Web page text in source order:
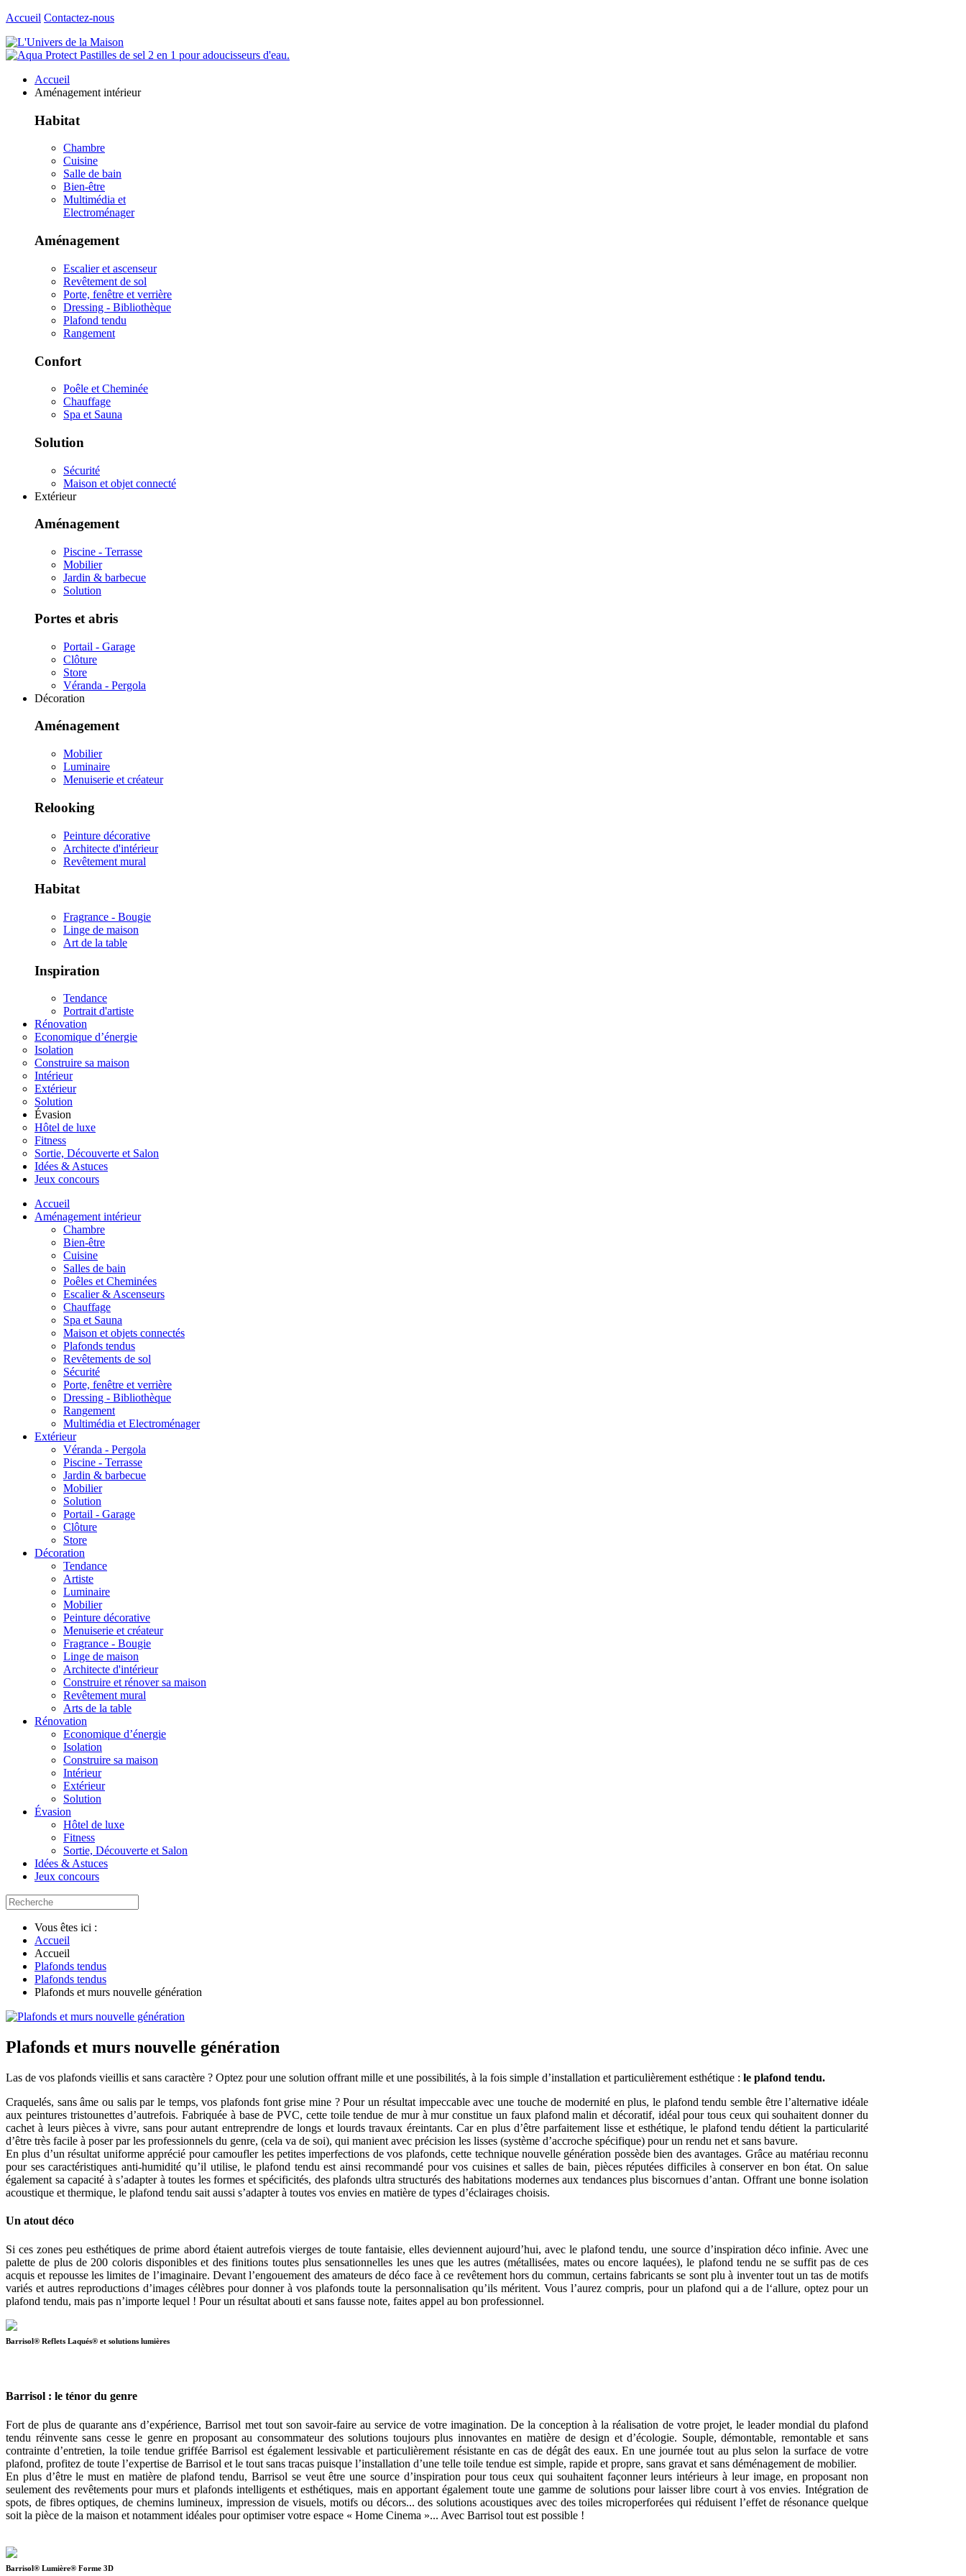
Accueil Contactez-nous
Accueil
Aménagement intérieur
Habitat
Chambre
Cuisine
Salle de bain
Bien-être
Multimédia et
Electroménager
Aménagement
Escalier et ascenseur
Revêtement de sol
Porte, fenêtre et verrière
Dressing - Bibliothèque
Plafond tendu
Rangement
Confort
Poêle et Cheminée
Chauffage
Spa et Sauna
Solution
Sécurité
Maison et objet connecté
Extérieur
Aménagement
Piscine - Terrasse
Mobilier
Jardin & barbecue
Solution
Portes et abris
Portail - Garage
Clôture
Store
Véranda - Pergola
Décoration
Aménagement
Mobilier
Luminaire
Menuiserie et créateur
Relooking
Peinture décorative
Architecte d'intérieur
Revêtement mural
Habitat
Fragrance - Bougie
Linge de maison
Art de la table
Inspiration
Tendance
Portrait d'artiste
Rénovation
Economique d’énergie
Isolation
Construire sa maison
Intérieur
Extérieur
Solution
Évasion
Hôtel de luxe
Fitness
Sortie, Découverte et Salon
Idées & Astuces
Jeux concours
Accueil
Aménagement intérieur
Chambre
Bien-être
Cuisine
Salles de bain
Poêles et Cheminées
Escalier & Ascenseurs
Chauffage
Spa et Sauna
Maison et objets connectés
Plafonds tendus
Revêtements de sol
Sécurité
Porte, fenêtre et verrière
Dressing - Bibliothèque
Rangement
Multimédia et Electroménager
Extérieur
Véranda - Pergola
Piscine - Terrasse
Jardin & barbecue
Mobilier
Solution
Portail - Garage
Clôture
Store
Décoration
Tendance
Artiste
Luminaire
Mobilier
Peinture décorative
Menuiserie et créateur
Fragrance - Bougie
Linge de maison
Architecte d'intérieur
Construire et rénover sa maison
Revêtement mural
Arts de la table
Rénovation
Economique d’énergie
Isolation
Construire sa maison
Intérieur
Extérieur
Solution
Évasion
Hôtel de luxe
Fitness
Sortie, Découverte et Salon
Idées & Astuces
Jeux concours
Vous êtes ici :
Accueil
Accueil
Plafonds tendus
Plafonds tendus
Plafonds et murs nouvelle génération
Plafonds et murs nouvelle génération
Las de vos plafonds vieillis et sans caractère ? Optez pour une solution offrant mille et une possibilités, à la fois simple d’installation et particulièrement esthétique : le plafond tendu.
Craquelés, sans âme ou salis par le temps, vos plafonds font grise mine ? Pour un résultat impeccable avec une touche de modernité en plus, le plafond tendu semble être l’alternative idéale
aux peintures tristounettes d’autrefois. Fabriquée à base de PVC, cette toile tendue de mur à mur constitue un faux plafond malin et décoratif, idéal pour tous ceux qui souhaitent donner du
cachet à leurs pièces à vivre, sans pour autant entreprendre de longs et lourds travaux éreintants. Car en plus d’être parfaitement lisse et esthétique, le plafond tendu détient la particularité
d’être très facile à poser par les professionnels du genre, (cela va de soi), qui manient avec précision les lisses (système d’accroche spécifique) pour un rendu net et sans bavure.
En plus d’un résultat uniforme apprécié pour camoufler les petites imperfections de vos plafonds, cette technique nouvelle génération possède bien des avantages. Grâce au matériau reconnu
pour ses caractéristiques anti-humidité qu’il utilise, le plafond tendu est ainsi recommandé pour vos cuisines et salles de bain, pièces réputées difficiles à conserver en bon état. On salue
également sa capacité à s’adapter à toutes les formes et spécificités, des plafonds ultra structurés des habitations modernes aux tendances plus biscornues d’antan. Offrant une bonne isolation
acoustique et thermique, le plafond tendu sait aussi s’adapter à toutes vos envies en matière de types d’éclairages choisis.
Un atout déco
Si ces zones peu esthétiques de prime abord étaient autrefois vierges de toute fantaisie, elles deviennent aujourd’hui, avec le plafond tendu, une source d’inspiration déco infinie. Avec une
palette de plus de 200 coloris disponibles et des finitions toutes plus sensationnelles les unes que les autres (métallisées, mates ou encore laquées), le plafond tendu ne se suffit pas de ces
acquis et repousse les limites de l’imaginaire. Devant l’engouement des amateurs de déco face à ce revêtement hors du commun, certains fabricants se sont plu à inventer tout un tas de motifs
variés et autres reproductions d’images célèbres pour donner à vos plafonds toute la personnalisation qu’ils méritent. Vous l’aurez compris, pour un plafond qui a de l‘allure, optez pour un
plafond tendu, mais pas n’importe lequel ! Pour un résultat abouti et sans fausse note, faites appel au bon professionnel.
Barrisol® Reflets Laqués® et solutions lumières
Barrisol : le ténor du genre
Fort de plus de quarante ans d’expérience, Barrisol met tout son savoir-faire au service de votre imagination. De la conception à la réalisation de votre projet, le leader mondial du plafond
tendu réinvente sans cesse le genre en proposant au consommateur des solutions toujours plus innovantes en matière de design et d’écologie. Souple, démontable, remontable et sans
contrainte d’entretien, la toile tendue griffée Barrisol est également lessivable et particulièrement résistante en cas de dégât des eaux. En une journée tout au plus selon la surface de votre
plafond, profitez de toute l’expertise de Barrisol et le tout sans tracas puisque l’installation d’une telle toile tendue est simple, rapide et propre, sans gravat et sans déménagement de mobilier.
En plus d’être le must en matière de plafond tendu, Barrisol se veut être une source d’inspiration pour tous ceux qui souhaitent façonner leurs intérieurs à leur image, en proposant non
seulement des revêtements pour murs et plafonds intelligents et esthétiques, mais en apportant également toute une gamme de solutions pour laisser libre court à vos envies. Intégration de
spots, de fibres optiques, de chemins lumineux, impression de visuels, motifs ou décors... des solutions acoustiques avec des toiles microperforées qui réduisent l’effet de résonance quelque
soit la pièce de la maison et notamment idéales pour optimiser votre espace « Home Cinema »... Avec Barrisol tout est possible !
Barrisol® Lumière® Forme 3D